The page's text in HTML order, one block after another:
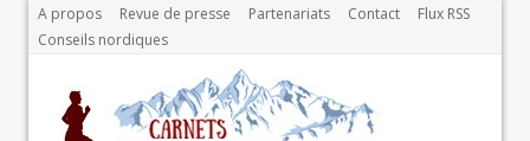
A propos Revue de presse Partenariats Contact
Flux RSS
Conseils nordiques